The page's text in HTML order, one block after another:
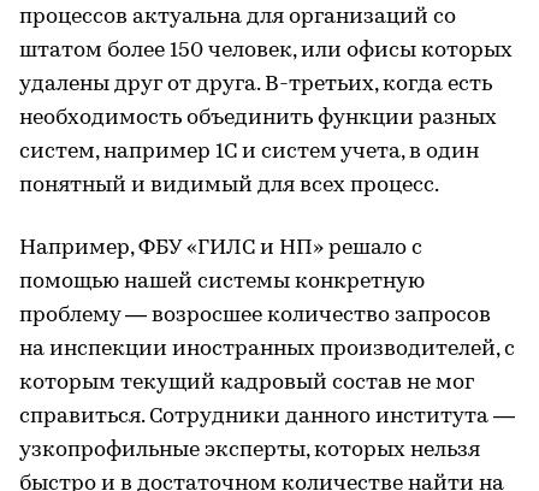
процессов актуальна для организаций со
штатом более 150 человек, или офисы которых
удалены друг от друга. В-третьих, когда есть
необходимость объединить функции разных
систем, например 1С и систем учета, в один
понятный и видимый для всех процесс.
Например, ФБУ «ГИЛС и НП» решало с
помощью нашей системы конкретную
проблему — возросшее количество запросов
на инспекции иностранных производителей, с
которым текущий кадровый состав не мог
справиться. Сотрудники данного института —
узкопрофильные эксперты, которых нельзя
быстро и в достаточном количестве найти на